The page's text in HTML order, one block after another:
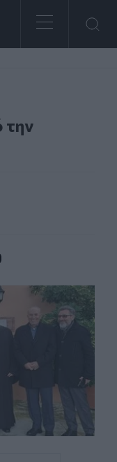
την